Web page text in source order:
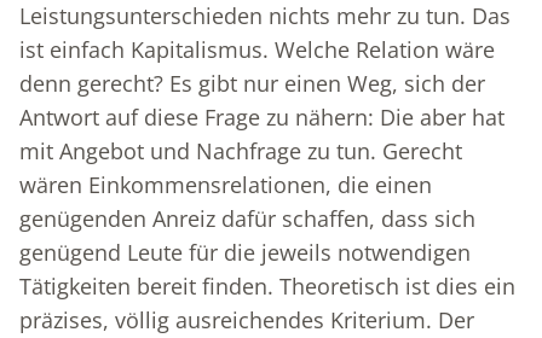
Leistungsunterschieden nichts mehr zu tun. Das
ist einfach Kapitalismus. Welche Relation wäre
denn gerecht? Es gibt nur einen Weg, sich der
Antwort auf diese Frage zu nähern: Die aber hat
mit Angebot und Nachfrage zu tun. Gerecht
wären Einkommensrelationen, die einen
genügenden Anreiz dafür schaffen, dass sich
genügend Leute für die jeweils notwendigen
Tätigkeiten bereit finden. Theoretisch ist dies ein
präzises, völlig ausreichendes Kriterium. Der